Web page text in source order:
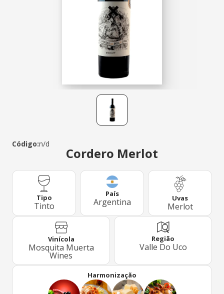
Código:n/d
Cordero Merlot
Tipo
Tinto
País
Argentina Uvas
Merlot
Vinícola
Mosquita Muerta
Wines
Região
Valle Do Uco
Harmonização